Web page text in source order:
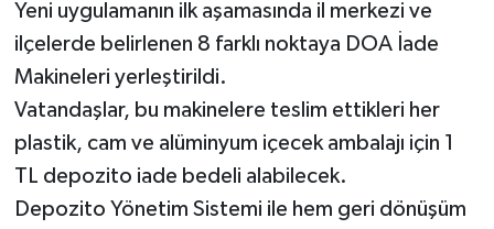
Yeni uygulamanın ilk aşamasında il merkezi ve
ilçelerde belirlenen 8 farklı noktaya DOA İade
Makineleri yerleştirildi.
Vatandaşlar, bu makinelere teslim ettikleri her
plastik, cam ve alüminyum içecek ambalajı için 1
TL depozito iade bedeli alabilecek.
Depozito Yönetim Sistemi ile hem geri dönüşüm